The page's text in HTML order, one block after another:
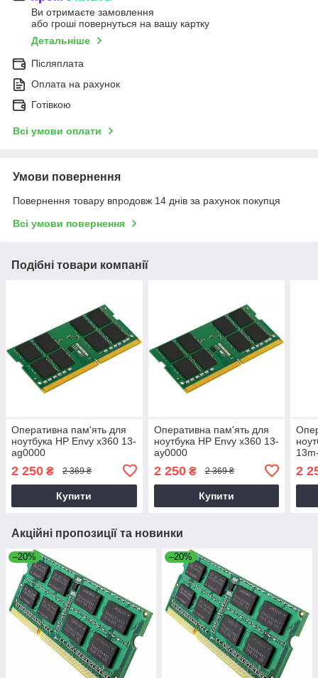
Ви отримаєте замовлення
або гроші повернуться на вашу картку
Детальніше
Післяплата
Оплата на рахунок
Готівкою
Всі умови оплати
Умови повернення
Повернення товару впродовж 14 днів за рахунок покупця
Всі умови повернення
Подібні товари компанії
Оперативна пам'ять для
ноутбука HP Envy x360 13-
ag0000
2 250 ₴ 2 369 ₴
Купити
Оперативна пам'ять для
ноутбука HP Envy x360 13-
ay0000
2 250₴ 2 369 ₴
Купити
2
Акційні пропозиції та новинки
–20% –20%